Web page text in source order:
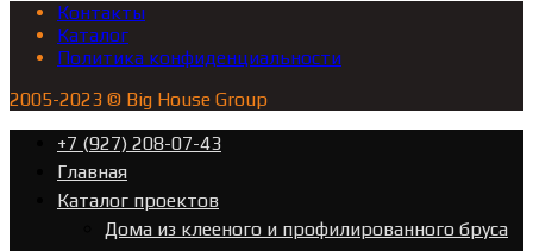
Контакты
Каталог
Политика конфиденциальности
2005-2023 © Big House Group
+7 (927) 208-07-43
Главная
Каталог проектов
Дома из клееного и профилированного бруса